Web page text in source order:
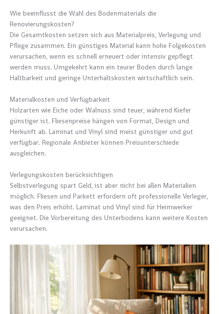
Wie beeinflusst die Wahl des Bodenmaterials die
Renovierungskosten?
Die Gesamtkosten setzen sich aus Materialpreis, Verlegung und
Pflege zusammen. Ein günstiges Material kann hohe Folgekosten
verursachen, wenn es schnell erneuert oder intensiv gepflegt
werden muss. Umgekehrt kann ein teurer Boden durch lange
Haltbarkeit und geringe Unterhaltskosten wirtschaftlich sein.
Materialkosten und Verfügbarkeit
Holzarten wie Eiche oder Walnuss sind teuer, während Kiefer
günstiger ist. Fliesenpreise hängen von Format, Design und
Herkunft ab. Laminat und Vinyl sind meist günstiger und gut
verfügbar. Regionale Anbieter können Preisunterschiede
ausgleichen.
Verlegungskosten berücksichtigen
Selbstverlegung spart Geld, ist aber nicht bei allen Materialien
möglich. Fliesen und Parkett erfordern oft professionelle Verleger,
was den Preis erhöht. Laminat und Vinyl sind für Heimwerker
geeignet. Die Vorbereitung des Unterbodens kann weitere Kosten
verursachen.